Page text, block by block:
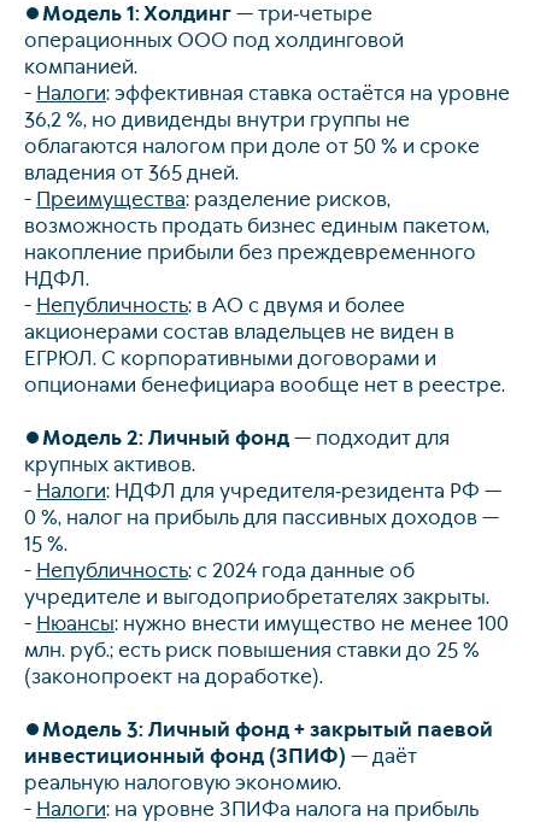
⏺Модель 1: Холдинг— три‑четыре
операционных ООО под холдинговой
компанией.
- Налоги: эффективная ставка остаётся на уровне
36,2 %, но дивиденды внутри группы не
облагаются налогом при доле от 50 % и сроке
владения от 365 дней.
- Преимущества: разделение рисков,
возможность продать бизнес единым пакетом,
накопление прибыли без преждевременного
НДФЛ.
- Непубличность: в АО с двумя и более
акционерами состав владельцев не виден в
ЕГРЮЛ. С корпоративными договорами и
опционами бенефициара вообще нет в реестре.
⏺Модель 2: Личный фонд— подходит для
крупных активов.
- Налоги: НДФЛ для учредителя‑резидента РФ —
0 %, налог на прибыль для пассивных доходов —
15 %.
- Непубличность: с 2024 года данные об
учредителе и выгодоприобретателях закрыты.
- Нюансы: нужно внести имущество не менее 100
млн. руб.; есть риск повышения ставки до 25 %
(законопроект на доработке).
⏺Модель 3: Личный фонд + закрытый паевой
инвестиционный фонд (ЗПИФ) — даёт
реальную налоговую экономию.
- Налоги: на уровне ЗПИФа налога на прибыль